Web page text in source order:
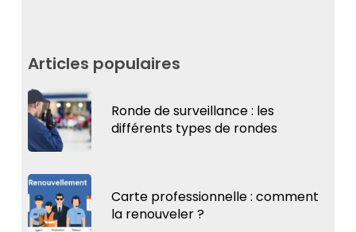
Articles populaires
Ronde de surveillance : les
différents types de rondes
Carte professionnelle : comment
la renouveler ?